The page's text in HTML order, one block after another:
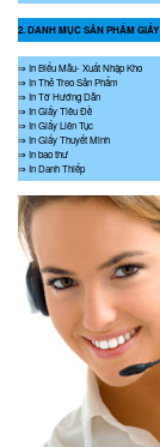
2. DANH MỤC SẢN PHẨM GIẤY
⇒ In Biểu Mẫu- Xuất Nhập Kho
⇒ In Thẻ Treo Sản Phẩm
⇒ In Tờ Hướng Dẫn
⇒ In Giấy Tiêu Đề
⇒ In Giấy Liên Tục
⇒ In Giấy Thuyết Minh
⇒ In bao thư
⇒ In Danh Thiếp